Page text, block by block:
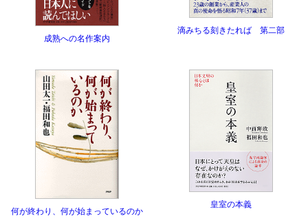
成熟への名作案内
滴みちる刻きたれば 第二部
何が終わり、何が始まっているのか
皇室の本義